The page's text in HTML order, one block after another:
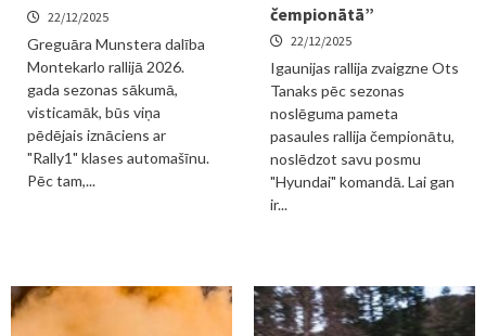
22/12/2025
Greguāra Munstera dalība
Montekarlo rallijā 2026.
gada sezonas sākumā,
visticamāk, būs viņa
pēdējais iznāciens ar
"Rally1" klases automašīnu.
Pēc tam,...
čempionātā”
22/12/2025
Igaunijas rallija zvaigzne Ots
Tanaks pēc sezonas
noslēguma pameta
pasaules rallija čempionātu,
noslēdzot savu posmu
"Hyundai" komandā. Lai gan
ir...